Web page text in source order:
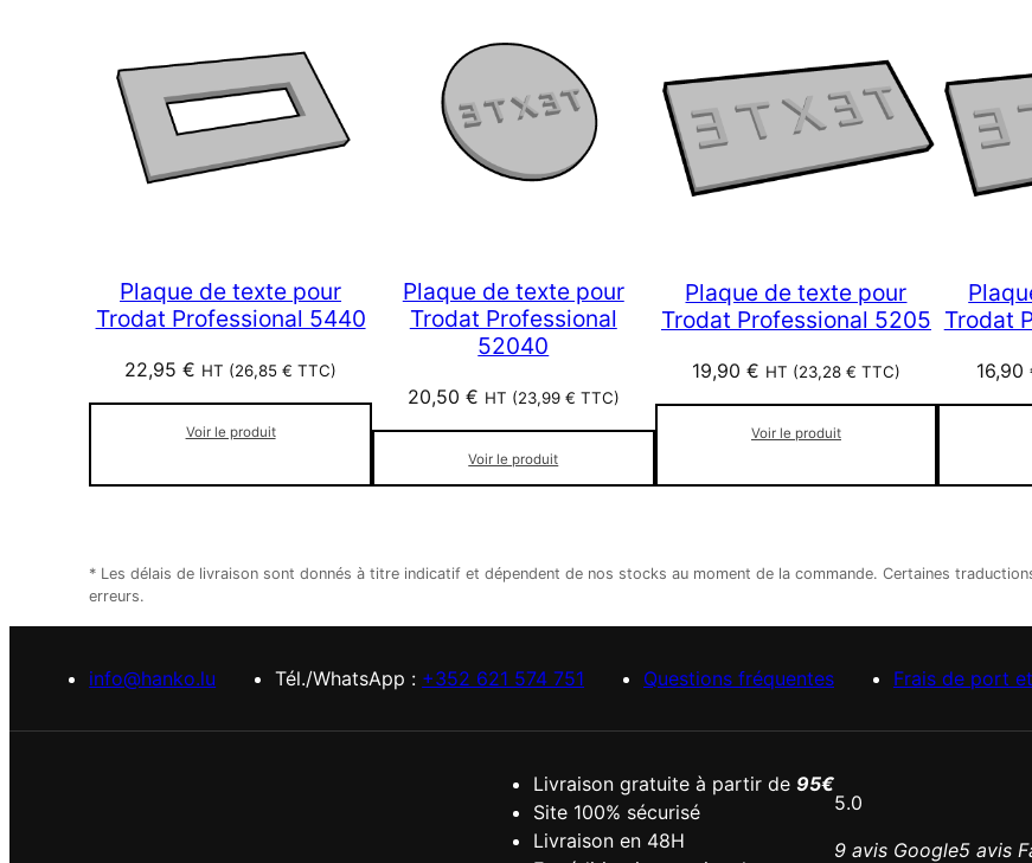
Plaque de texte pour
Trodat Professional 5440
22,95€ HT (26,85€ TTC)
Voir le produit
Plaque de texte pour
Trodat Professional
52040
20,50 € HT (23,99 € TTC)
Voir le produit
Plaque de texte pour
Trodat Professional 5205
19,90 € HT (23,28 € TTC)
Voir le produit
Trodat
16,90
* Les délais de livraison sont donnés à titre indicatif et dépendent de nos stocks au moment de la commande. Certaines
erreurs.
info@hanko.lu Tél./WhatsApp : +352 621 574 751 Questions fréquentes Frais de port
Livraison gratuite à partir de 95€
Site 100% sécurisé
Livraison en 48H
5.0
9 avis Google5 avis